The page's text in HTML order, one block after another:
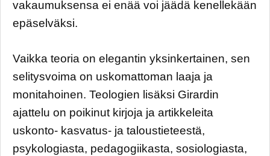
vakaumuksensa ei enää voi jäädä kenellekään
epäselväksi.
Vaikka teoria on elegantin yksinkertainen, sen
selitysvoima on uskomattoman laaja ja
monitahoinen. Teologien lisäksi Girardin
ajattelu on poikinut kirjoja ja artikkeleita
uskonto- kasvatus- ja taloustieteestä,
psykologiasta, pedagogiikasta, sosiologiasta,